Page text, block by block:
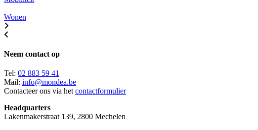
Wonen
Neem contact op
Tel: 02 883 59 41
Mail: info@mondea.be
Contacteer ons via het contactformulier
Headquarters
Lakenmakerstraat 139, 2800 Mechelen